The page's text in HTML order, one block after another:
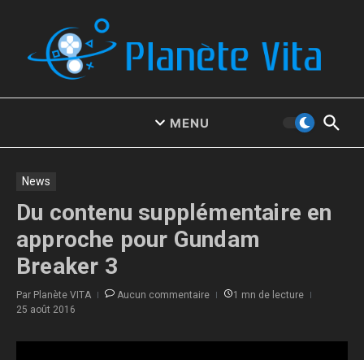
MENU
News
Du contenu supplémentaire en
approche pour Gundam
Breaker 3
Par Planète VITA Aucun commentaire
1 mn de lecture
25 août 2016